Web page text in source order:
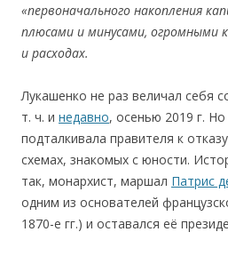
«первоначального накопления
плюсами и минусами, огромными
и расходах.
Лукашенко не раз величал себя
т. ч. и недавно, осенью 2019 г.
подталкивала правителя к
схемах, знакомых с юности.
так, монархист, маршал Патрис
одним из основателей
1870-е гг.) и оставался её